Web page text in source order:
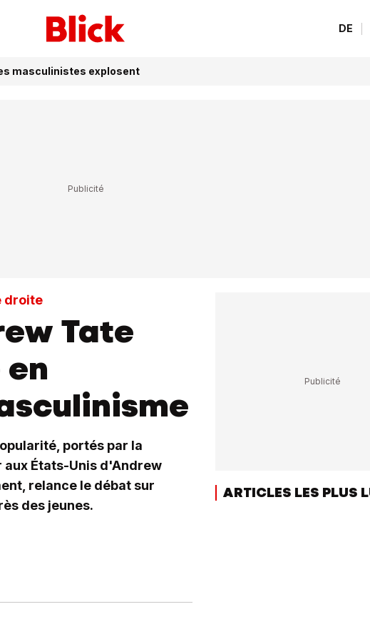
DE
masculinistes explosent
droite
Tate
portés par la
aux États-Unis d'Andrew
relance le débat sur
des jeunes.
ARTICLES LES PLUS